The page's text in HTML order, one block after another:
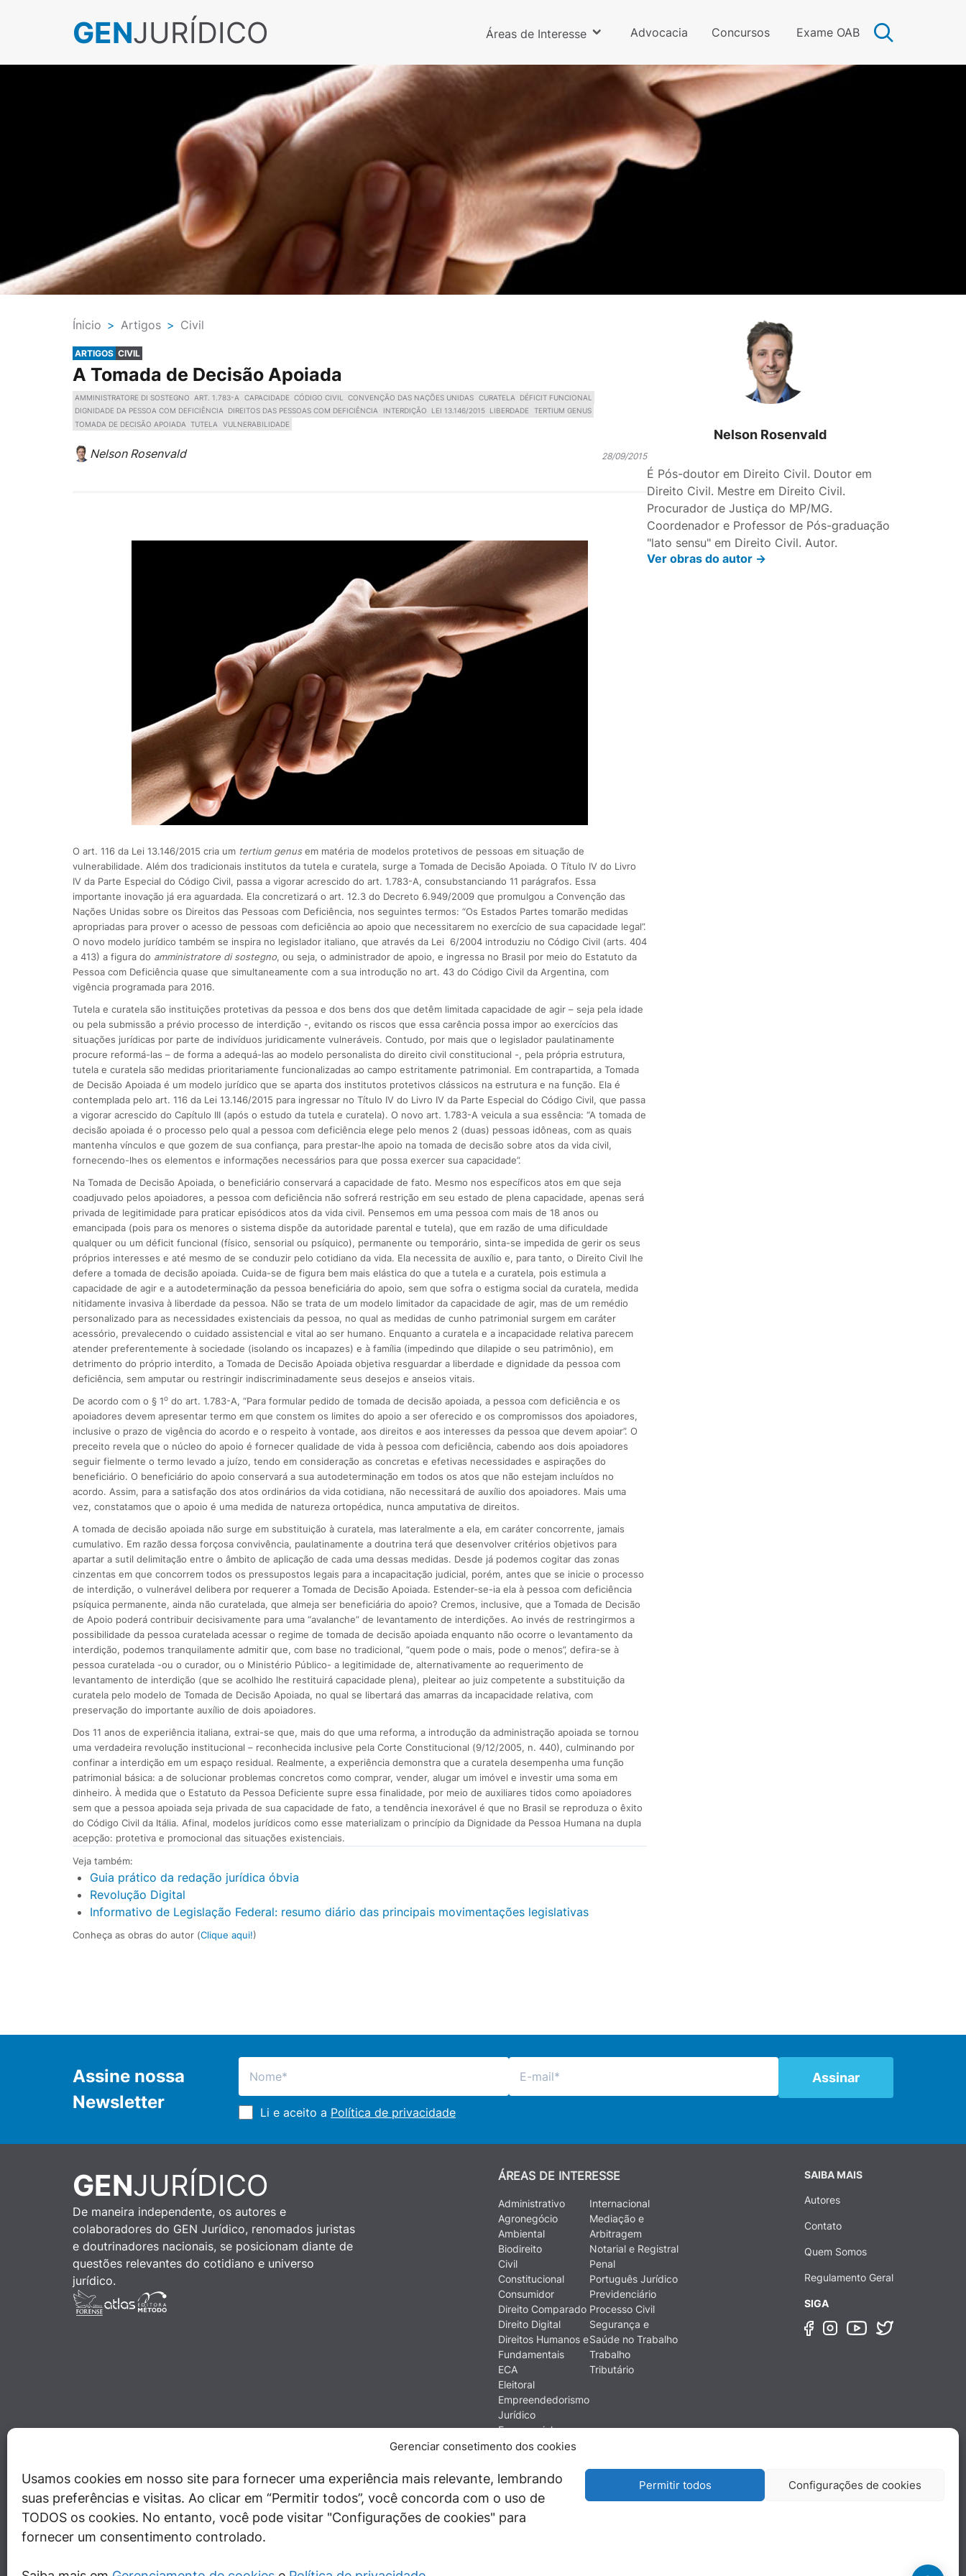
Gerenciar consetimento dos cookies
Usamos cookies em nosso site para fornecer uma experiência mais relevante, lembrando
suas preferências e visitas. Ao clicar em “Permitir todos”, você concorda com o uso de
TODOS os cookies. No entanto, você pode visitar "Configurações de cookies" para
fornecer um consentimento controlado.
Permitir todos Configurações de cookies
GENJURÍDICO Áreas de Interesse Advocacia Concursos Exame OAB
Ínicio > Artigos > Civil
ARTIGOS CIVIL
A Tomada de Decisão Apoiada
AMMINISTRATORE DI SOSTEGNO ART. 1.783-A CAPACIDADE CÓDIGO CIVIL CONVENÇÃO DAS NAÇÕES UNIDAS CURATELA
DÉFICIT FUNCIONAL
DIGNIDADE DA PESSOA COM DEFICIÊNCIA
DIREITOS DAS PESSOAS COM DEFICIÊNCIA INTERDIÇÃO LEI 13.146/2015 LIBERDADE
TERTIUM GENUS
TOMADA DE DECISÃO APOIADA
TUTELA VULNERABILIDADE
Nelson Rosenvald 28/09/2015
O art. 116 da Lei 13.146/2015 cria um tertium genusem matéria de modelos protetivos de pessoas em situação de
vulnerabilidade. Além dos tradicionais institutos da tutela e curatela, surge a Tomada de Decisão Apoiada. O Título IV do Livro
IV da Parte Especial do Código Civil, passa a vigorar acrescido do art. 1.783-A, consubstanciando 11 parágrafos. Essa
importante inovação já era aguardada. Ela concretizará o art. 12.3 do Decreto 6.949/2009 que promulgou a Convenção das
Nações Unidas sobre os Direitos das Pessoas com Deficiência, nos seguintes termos: “Os Estados Partes tomarão medidas
apropriadas para prover o acesso de pessoas com deficiência ao apoio que necessitarem no exercício de sua capacidade legal”.
O novo modelo jurídico também se inspira no legislador italiano, que através da Lei 6/2004 introduziu no Código Civil (arts. 404
a 413) a figura do amministratore di sostegno, ou seja, o administrador de apoio, e ingressa no Brasil por meio do Estatuto da
Pessoa com Deficiência quase que simultaneamente com a sua introdução no art. 43 do Código Civil da Argentina, com
vigência programada para 2016.
Tutela e curatela são instituições protetivas da pessoa e dos bens dos que detêm limitada capacidade de agir – seja pela idade
ou pela submissão a prévio processo de interdição -, evitando os riscos que essa carência possa impor ao exercícios das
situações jurídicas por parte de indivíduos juridicamente vulneráveis. Contudo, por mais que o legislador paulatinamente
procure reformá-las – de forma a adequá-las ao modelo personalista do direito civil constitucional -, pela própria estrutura,
tutela e curatela são medidas prioritariamente funcionalizadas ao campo estritamente patrimonial. Em contrapartida, a Tomada
de Decisão Apoiada é um modelo jurídico que se aparta dos institutos protetivos clássicos na estrutura e na função. Ela é
contemplada pelo art. 116 da Lei 13.146/2015 para ingressar no Título IV do Livro IV da Parte Especial do Código Civil, que passa
a vigorar acrescido do Capítulo III (após o estudo da tutela e curatela). O novo art. 1.783-A veicula a sua essência: “A tomada de
decisão apoiada é o processo pelo qual a pessoa com deficiência elege pelo menos 2 (duas) pessoas idôneas, com as quais
mantenha vínculos e que gozem de sua confiança, para prestar-lhe apoio na tomada de decisão sobre atos da vida civil,
fornecendo-lhes os elementos e informações necessários para que possa exercer sua capacidade”.
Na Tomada de Decisão Apoiada, o beneficiário conservará a capacidade de fato. Mesmo nos específicos atos em que seja
coadjuvado pelos apoiadores, a pessoa com deficiência não sofrerá restrição em seu estado de plena capacidade, apenas será
privada de legitimidade para praticar episódicos atos da vida civil. Pensemos em uma pessoa com mais de 18 anos ou
emancipada (pois para os menores o sistema dispõe da autoridade parental e tutela), que em razão de uma dificuldade
qualquer ou um déficit funcional (físico, sensorial ou psíquico), permanente ou temporário, sinta-se impedida de gerir os seus
próprios interesses e até mesmo de se conduzir pelo cotidiano da vida. Ela necessita de auxílio e, para tanto, o Direito Civil lhe
defere a tomada de decisão apoiada. Cuida-se de figura bem mais elástica do que a tutela e a curatela, pois estimula a
capacidade de agir e a autodeterminação da pessoa beneficiária do apoio, sem que sofra o estigma social da curatela, medida
nitidamente invasiva à liberdade da pessoa. Não se trata de um modelo limitador da capacidade de agir, mas de um remédio
personalizado para as necessidades existenciais da pessoa, no qual as medidas de cunho patrimonial surgem em caráter
acessório, prevalecendo o cuidado assistencial e vital ao ser humano. Enquanto a curatela e a incapacidade relativa parecem
atender preferentemente à sociedade (isolando os incapazes) e à família (impedindo que dilapide o seu patrimônio), em
detrimento do próprio interdito, a Tomada de Decisão Apoiada objetiva resguardar a liberdade e dignidade da pessoa com
deficiência, sem amputar ou restringir indiscriminadamente seus desejos e anseios vitais.
De acordo com o § 1odo art. 1.783-A, “Para formular pedido de tomada de decisão apoiada, a pessoa com deficiência e os
apoiadores devem apresentar termo em que constem os limites do apoio a ser oferecido e os compromissos dos apoiadores,
inclusive o prazo de vigência do acordo e o respeito à vontade, aos direitos e aos interesses da pessoa que devem apoiar”. O
preceito revela que o núcleo do apoio é fornecer qualidade de vida à pessoa com deficiência, cabendo aos dois apoiadores
seguir fielmente o termo levado a juízo, tendo em consideração as concretas e efetivas necessidades e aspirações do
beneficiário. O beneficiário do apoio conservará a sua autodeterminação em todos os atos que não estejam incluídos no
acordo. Assim, para a satisfação dos atos ordinários da vida cotidiana, não necessitará de auxílio dos apoiadores. Mais uma
vez, constatamos que o apoio é uma medida de natureza ortopédica, nunca amputativa de direitos.
A tomada de decisão apoiada não surge em substituição à curatela, mas lateralmente a ela, em caráter concorrente, jamais
cumulativo. Em razão dessa forçosa convivência, paulatinamente a doutrina terá que desenvolver critérios objetivos para
apartar a sutil delimitação entre o âmbito de aplicação de cada uma dessas medidas. Desde já podemos cogitar das zonas
cinzentas em que concorrem todos os pressupostos legais para a incapacitação judicial, porém, antes que se inicie o processo
de interdição, o vulnerável delibera por requerer a Tomada de Decisão Apoiada. Estender-se-ia ela à pessoa com deficiência
psíquica permanente, ainda não curatelada, que almeja ser beneficiária do apoio? Cremos, inclusive, que a Tomada de Decisão
de Apoio poderá contribuir decisivamente para uma “avalanche” de levantamento de interdições. Ao invés de restringirmos a
possibilidade da pessoa curatelada acessar o regime de tomada de decisão apoiada enquanto não ocorre o levantamento da
interdição, podemos tranquilamente admitir que, com base no tradicional, “quem pode o mais, pode o menos”, defira-se à
pessoa curatelada -ou o curador, ou o Ministério Público- a legitimidade de, alternativamente ao requerimento de
levantamento de interdição (que se acolhido lhe restituirá capacidade plena), pleitear ao juiz competente a substituição da
curatela pelo modelo de Tomada de Decisão Apoiada, no qual se libertará das amarras da incapacidade relativa, com
preservação do importante auxílio de dois apoiadores.
Dos 11 anos de experiência italiana, extrai-se que, mais do que uma reforma, a introdução da administração apoiada se tornou
uma verdadeira revolução institucional – reconhecida inclusive pela Corte Constitucional (9/12/2005, n. 440), culminando por
confinar a interdição em um espaço residual. Realmente, a experiência demonstra que a curatela desempenha uma função
patrimonial básica: a de solucionar problemas concretos como comprar, vender, alugar um imóvel e investir uma soma em
dinheiro. À medida que o Estatuto da Pessoa Deficiente supre essa finalidade, por meio de auxiliares tidos como apoiadores
sem que a pessoa apoiada seja privada de sua capacidade de fato, a tendência inexorável é que no Brasil se reproduza o êxito
do Código Civil da Itália. Afinal, modelos jurídicos como esse materializam o princípio da Dignidade da Pessoa Humana na dupla
acepção: protetiva e promocional das situações existenciais.
Veja também:
Guia prático da redação jurídica óbvia
Revolução Digital
Informativo de Legislação Federal: resumo diário das principais movimentações legislativas
Conheça as obras do autor (Clique aqui!)
Nelson Rosenvald
É Pós-doutor em Direito Civil. Doutor em
Direito Civil. Mestre em Direito Civil.
Procurador de Justiça do MP/MG.
Coordenador e Professor de Pós-graduação
"lato sensu" em Direito Civil. Autor.
Ver obras do autor ->
Assine nossa
Newsletter
Li e aceito a Política de privacidade
GENJURÍDICO
De maneira independente, os autores e
colaboradores do GEN Jurídico, renomados juristas
e doutrinadores nacionais, se posicionam diante de
questões relevantes do cotidiano e universo
jurídico.
ÁREAS DE INTERESSE
Administrativo
Agronegócio
Ambiental
Biodireito
Civil
Constitucional
Consumidor
Direito Comparado
Direito Digital
Direitos Humanos e
Fundamentais
ECA
Eleitoral
Empreendedorismo
Jurídico
Empresarial
Ética
Financeiro e
História do Direito
Imobiliário
Internacional
Mediação e
Arbitragem
Notarial e Registral
Penal
Português Jurídico
Previdenciário
Processo Civil
Segurança e
Saúde no Trabalho
Trabalho
Tributário
SAIBA MAIS
Autores
Contato
Quem Somos
Regulamento Geral
SIGA